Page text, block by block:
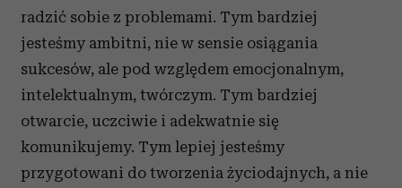
radzić sobie z problemami. Tym bardziej
jesteśmy ambitni, nie w sensie osiągania
sukcesów, ale pod względem emocjonalnym,
intelektualnym, twórczym. Tym bardziej
otwarcie, uczciwie i adekwatnie się
komunikujemy. Tym lepiej jesteśmy
przygotowani do tworzenia życiodajnych, a nie